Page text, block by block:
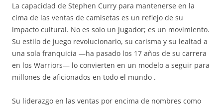
La capacidad de Stephen Curry para mantenerse en la
cima de las ventas de camisetas es un reflejo de su
impacto cultural. No es solo un jugador; es un movimiento.
Su estilo de juego revolucionario, su carisma y su lealtad a
una sola franquicia —ha pasado los 17 años de su carrera
en los Warriors— lo convierten en un modelo a seguir para
millones de aficionados en todo el mundo .
Su liderazgo en las ventas por encima de nombres como